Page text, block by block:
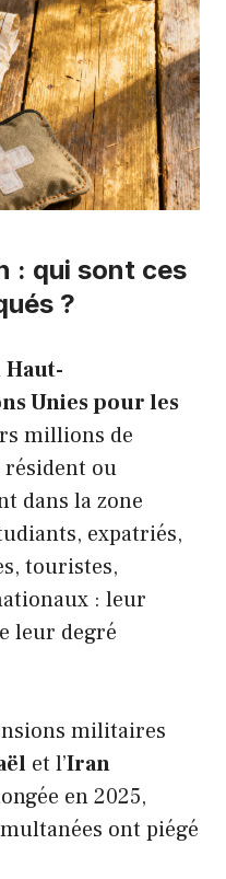
: qui sont ces
?
Haut-
Unies pour les
millions de
ou
dans la zone
expatriés,
touristes,
: leur
leur degré
militaires
et l’Iran
en 2025,
ont piégé